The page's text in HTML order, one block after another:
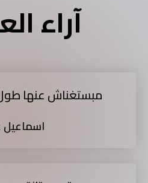
آراء
مبستغناش عنها طول